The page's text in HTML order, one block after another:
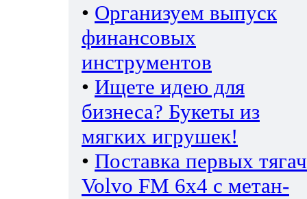
• Организуем выпуск
финансовых
инструментов
• Ищете идею для
бизнеса? Букеты из
мягких игрушек!
• Поставка первых
Volvo FM 6х4 с метан-